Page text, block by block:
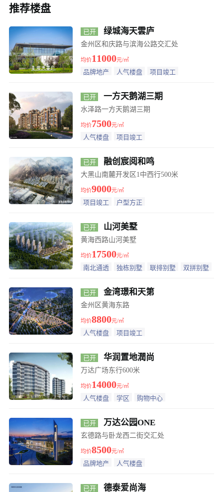
推荐楼盘
已开
盘
绿城海天雲庐
金州区和庆路与滨海公路交汇处
均价11000元/㎡
品牌地产 人气楼盘 项目竣工
已开
盘
一方天鹅湖三期
水泽路一方天鹅湖三期
均价7500元/㎡
人气楼盘 项目竣工
已开
盘
融创宸阅和鸣
大黑山南麓开发区1中西行500米
均价9000元/㎡
项目竣工 户型方正
已开
盘
山河美墅
黄海西路山河美墅
均价17500元/㎡
南北通透 独栋别墅 联排别墅 双拼别墅
已开
盘
金湾璟和天第
金州区黄海东路
均价8800元/㎡
人气楼盘 项目竣工
已开
盘
华润置地潤尚
万达广场东行600米
均价14000元/㎡
人气楼盘 学区 购物中心
已开
盘
万达公园ONE
玄德路与卧龙西二街交汇处
均价8500元/㎡
品牌地产 人气楼盘
已开 德泰爱尚海